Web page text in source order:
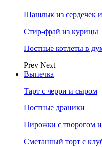
Шашлык из сердечек
Стир-фрай из курицы
Постные котлеты в
Prev Next
Выпечка
Тарт с черри и сыром
Постные драники
Пирожки с творогом
Сметанный торт с